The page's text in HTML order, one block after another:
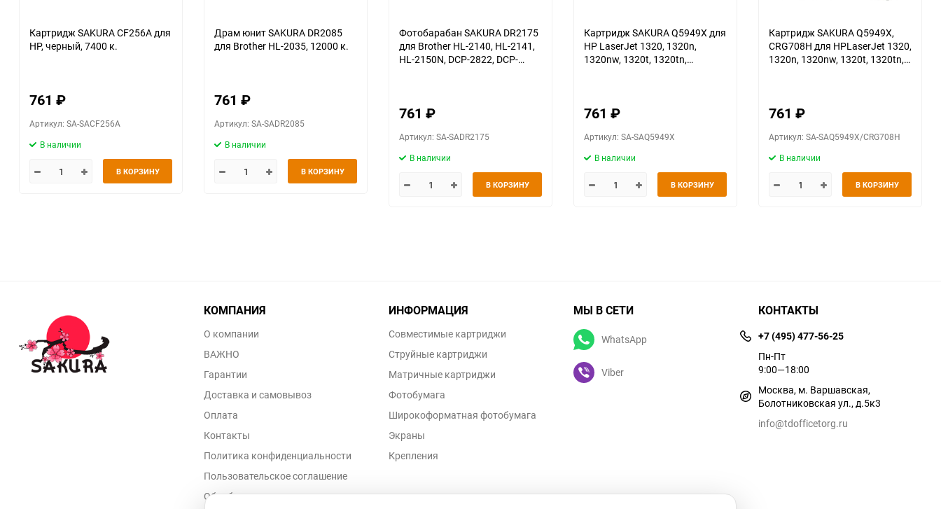
Картридж SAKURA CF256A для
HP, черный, 7400 к.
761 ₽
Артикул: SA-SACF256A
В наличии
В КОРЗИНУ
Драм юнит SAKURA DR2085
для Brother HL-2035, 12000 к.
761 ₽
Артикул: SA-SADR2085
В наличии
В КОРЗИНУ
Фотобарабан SAKURA DR2175
для Brother HL-2140, HL-2141,
HL-2150N, DCP-2822, DCP-
761 ₽
Артикул: SA-SADR2175
В наличии
В КОРЗИНУ
Картридж SAKURA Q5949X для
HP LaserJet 1320, 1320n,
1320nw, 1320t, 1320tn,
761 ₽
Артикул: SA-SAQ5949X
В наличии
В КОРЗИНУ
Картридж SAKURA Q5949X,
CRG708H для HPLaserJet 1320,
1320n, 1320nw, 1320t, 1320tn,
761 ₽
Артикул: SA-SAQ5949X/CRG708H
В наличии
В КОРЗИНУ
КОМПАНИЯ
О компании
ВАЖНО
Гарантии
Доставка и самовывоз
Оплата
Контакты
Политика конфиденциальности
Пользовательское соглашение
Обработка персональных данных
ИНФОРМАЦИЯ
Совместимые картриджи
Струйные картриджи
Матричные картриджи
Фотобумага
Широкоформатная фотобумага
Экраны
Крепления
МЫ В СЕТИ
WhatsApp
Viber
КОНТАКТЫ
+7 (495) 477-56-25
Пн-Пт
9:00—18:00
Москва, м. Варшавская,
Болотниковская ул., д.5к3
info@tdofficetorg.ru